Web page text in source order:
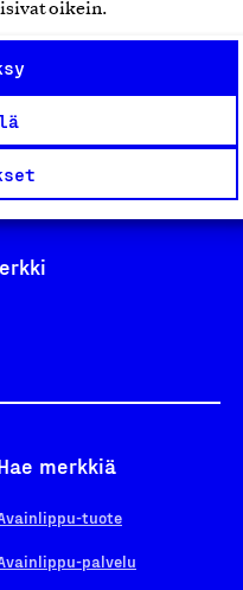
oikein.
merkkiä
tuote
palvelu